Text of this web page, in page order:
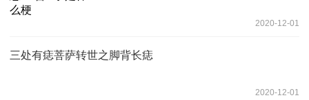
2020-12-01
三处有痣菩萨转世之脚背长痣
2020-12-01